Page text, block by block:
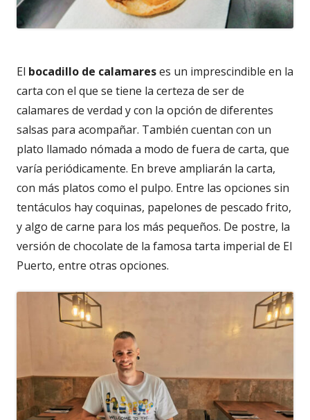
El bocadillo de calamareses un imprescindible en la
carta con el que se tiene la certeza de ser de
calamares de verdad y con la opción de diferentes
salsas para acompañar. También cuentan con un
plato llamado nómada a modo de fuera de carta, que
varía periódicamente. En breve ampliarán la carta,
con más platos como el pulpo. Entre las opciones sin
tentáculos hay coquinas, papelones de pescado frito,
y algo de carne para los más pequeños. De postre, la
versión de chocolate de la famosa tarta imperial de El
Puerto, entre otras opciones.